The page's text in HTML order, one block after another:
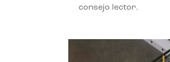
consejo lector.